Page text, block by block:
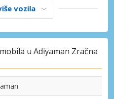
vozila
u Adiyaman Zračna